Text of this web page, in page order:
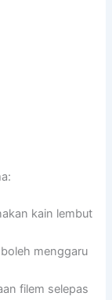
kain lembut
menggaru
filem selepas